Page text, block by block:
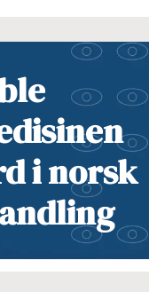
i norsk